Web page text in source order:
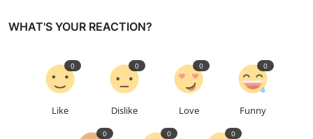
WHAT'S YOUR REACTION?
Like
0
Dislike
0
Love
0
Funny
0
0 0 0